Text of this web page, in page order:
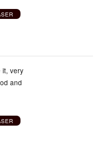
it, very
and